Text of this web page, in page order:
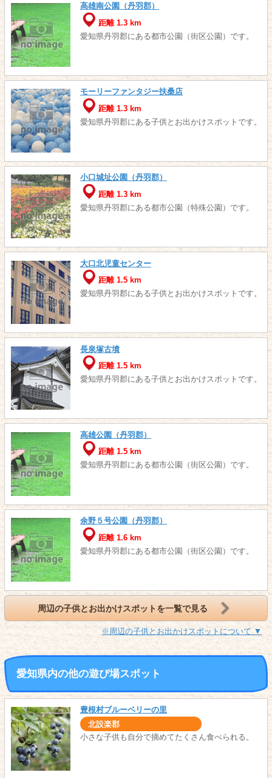
高雄南公園（丹羽郡）
距離 1.3 km
愛知県丹羽郡にある都市公園（街区公園）です。
モーリーファンタジー扶桑店
距離 1.3 km
愛知県丹羽郡にある子供とお出かけスポットです。
小口城址公園（丹羽郡）
距離 1.3 km
愛知県丹羽郡にある都市公園（特殊公園）です。
大口北児童センター
距離 1.5 km
愛知県丹羽郡にある子供とお出かけスポットです。
長泉塚古墳
距離 1.5 km
愛知県丹羽郡にある子供とお出かけスポットです。
高雄公園（丹羽郡）
距離 1.5 km
愛知県丹羽郡にある都市公園（街区公園）です。
余野５号公園（丹羽郡）
距離 1.6 km
愛知県丹羽郡にある都市公園（街区公園）です。
周辺の子供とお出かけスポットを一覧で見る
※周辺の子供とお出かけスポットについて ▼
愛知県内の他の遊び場スポット
豊根村ブルーベリーの里
北設楽郡
小さな子供も自分で摘めてたくさん食べられる。